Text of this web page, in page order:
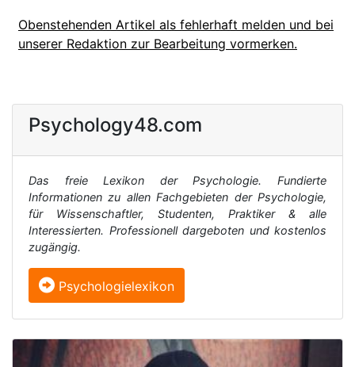
Obenstehenden Artikel als fehlerhaft melden und bei
unserer Redaktion zur Bearbeitung vormerken.
Psychology48.com
Das freie Lexikon der Psychologie. Fundierte
Informationen zu allen Fachgebieten der Psychologie,
für Wissenschaftler, Studenten, Praktiker & alle
Interessierten. Professionell dargeboten und kostenlos
zugängig.
Psychologielexikon